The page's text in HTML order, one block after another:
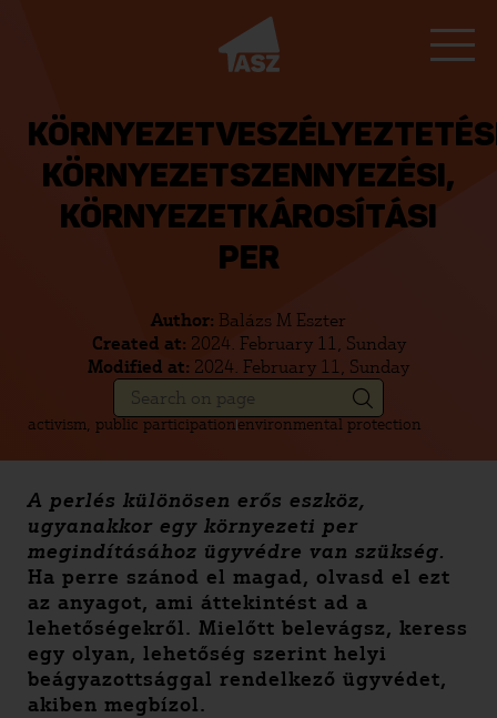
KÖRNYEZETSZENNYEZÉSI,
KÖRNYEZETKÁROSÍTÁSI
PER
Author: Balázs M Eszter
Created at: 2024. February 11, Sunday
Modified at: 2024. February 11, Sunday
activism, public participationenvironmental protection
A perlés különösen erős eszköz,
ugyanakkor egy környezeti per
megindításához ügyvédre van szükség.
Ha perre szánod el magad, olvasd el ezt
az anyagot, ami áttekintést ad a
lehetőségekről. Mielőtt belevágsz, keress
egy olyan, lehetőség szerint helyi
beágyazottsággal rendelkező ügyvédet,
akiben megbízol.